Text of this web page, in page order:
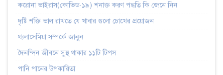
করোনা ভাইরাস(কোভিড-১৯) শনাক্ত করণ পদ্ধতি কি জেনে নিন
দৃষ্টি শক্তি ভাল রাখতে যে খাবার গুলো চোখের প্রয়োজন
থ্যলাসেমিয়া সম্পর্কে জানুন
দৈনন্দিন জীবনে সুস্থ থাকার ১১টি টিপস
পানি পানের উপকারিতা